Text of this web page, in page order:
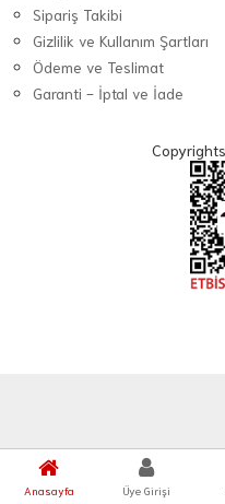
Anasayfa Üye Girişi
Sipariş Takibi
Gizlilik ve Kullanım Şartları
Ödeme ve Teslimat
Garanti - İptal ve İade